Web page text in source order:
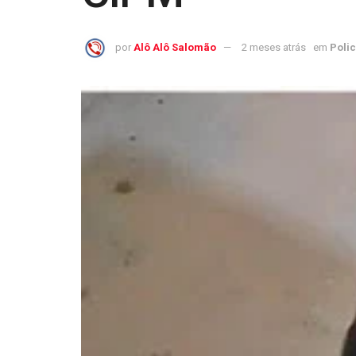
por Alô Alô Salomão 2 meses atrás em